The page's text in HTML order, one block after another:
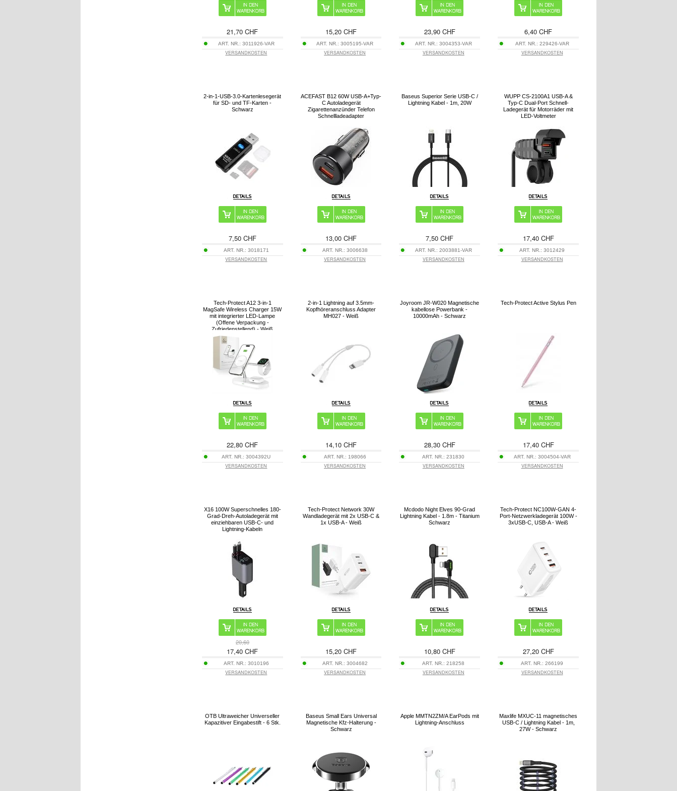
21,70 CHF
ART. NR.: 3011926-VAR
VERSANDKOSTEN
15,20 CHF
ART. NR.:3005195-VAR
VERSANDKOSTEN
23,90 CHF
ART. NR.: 3004353-VAR
VERSANDKOSTEN
6,40 CHF
ART. NR.: 229426-VAR
VERSANDKOSTEN
2-in-1-USB-3.0-Kartenlesegerät
für SD- und TF-Karten -
Schwarz
7,50 CHF
ART. NR.: 3018171
VERSANDKOSTEN
ACEFAST B12 60W USB-A+Typ-
C Autoladegerät
Zigarettenanzünder Telefon
Schnellladeadapter
13,00 CHF
ART. NR.: 3006638
VERSANDKOSTEN
Baseus Superior Serie USB-C /
Lightning Kabel - 1m, 20W
7,50 CHF
ART. NR.: 2003881-VAR
VERSANDKOSTEN
WUPP CS-2100A1 USB-A &
Typ-C Dual-Port Schnell-
Ladegerät für Motorräder mit
LED-Voltmeter
17,40 CHF
ART. NR.:3012429
VERSANDKOSTEN
Tech-Protect A12 3-in-1
MagSafe Wireless Charger 15W
mit integrierter LED-Lampe
(Offene Verpackung -
Zufriedenstellend) - Weiß
22,80 CHF
ART. NR.:3004392U
VERSANDKOSTEN
2-in-1 Lightning auf 3.5mm-
Kopfhöreranschluss Adapter
MH027 - Weiß
14,10 CHF
ART. NR.: 198066
VERSANDKOSTEN
Joyroom JR-W020 Magnetische
kabellose Powerbank -
10000mAh - Schwarz
28,30 CHF
ART. NR.:231830
VERSANDKOSTEN
Tech-Protect Active Stylus Pen
17,40 CHF
ART. NR.: 3004504-VAR
VERSANDKOSTEN
X16 100W Superschnelles 180-
Grad-Dreh-Autoladegerät mit
einziehbaren USB-C- und
Lightning-Kabeln
20,60
17,40 CHF
ART. NR.: 3010196
VERSANDKOSTEN
Tech-Protect Network 30W
Wandladegerät mit 2x USB-C &
1x USB-A - Weiß
15,20 CHF
ART. NR.: 3004682
VERSANDKOSTEN
Mcdodo Night Elves 90-Grad
Lightning Kabel - 1.8m - Titanium
Schwarz
10,80 CHF
ART. NR.:218258
VERSANDKOSTEN
Tech-Protect NC100W-GAN 4-
Port-Netzwerkladegerät 100W -
3xUSB-C, USB-A - Weiß
27,20 CHF
ART. NR.:266199
VERSANDKOSTEN
OTB Ultraweicher Universeller
Kapazitiver Eingabestift - 6 Stk.
Baseus Small Ears Universal
Magnetische Kfz-Halterung -
Schwarz
Apple MMTN2ZM/A EarPods mit
Lightning-Anschluss
Maxlife MXUC-11 magnetisches
USB-C / Lightning Kabel - 1m,
27W - Schwarz